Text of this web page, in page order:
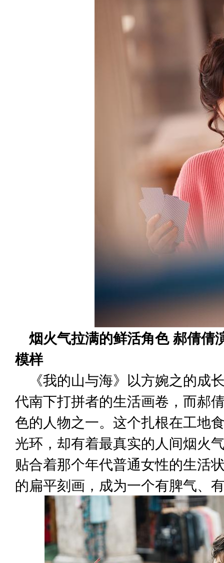
烟火气拉满的鲜活角色 郝倩倩
模样
《我的山与海》以方婉之的成
代南下打拼者的生活画卷，而郝
色的人物之一。这个扎根在工地
光环，却有着最真实的人间烟火
贴合着那个年代普通女性的生活
的扁平刻画，成为一个有脾气、